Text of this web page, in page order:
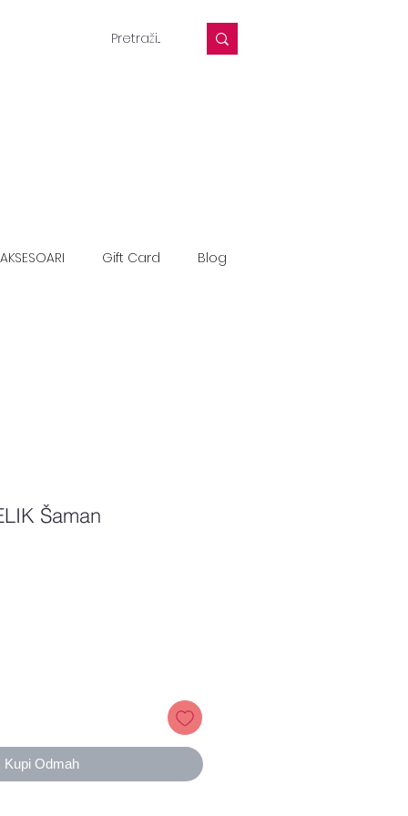
Gift Card Blog
Šaman
Kupi Odmah